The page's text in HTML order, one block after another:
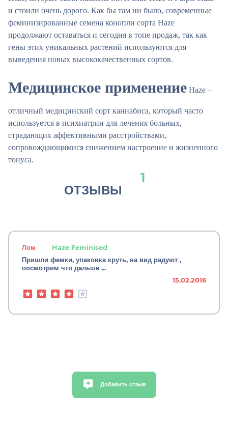
и стоили очень дорого. Как бы там ни было, современные
феминизированные семена конопли сорта Haze
продолжают оставаться и сегодня в топе продаж, так как
гены этих уникальных растений используются для
выведения новых высококачественных сортов.
Медицинское применение Haze –
отличный медицинский сорт каннабиса, который часто
используется в психиатрии для лечения больных,
страдающих аффективными расстройствами,
сопровождающимися снижением настроение и жизненного
тонуса.
ОТЗЫВЫ
1
Лом
Haze Feminised
Пришли фемки, упаковка круть, на вид радуют ,
посмотрим что дальше ...
15.02.2016
Добавить отзыв